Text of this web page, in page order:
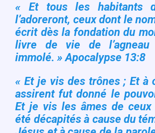
« Et tous les habitants
l’adoreront, ceux dont le
écrit dès la fondation du
livre de vie de
immolé. »Apocalypse 13:8
« Et je vis des trônes ; Et à
assirent fut donné le
Et je vis les âmes de ceux
été décapités à cause du